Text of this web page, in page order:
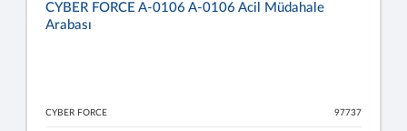
CYBER FORCE A-0106 A-0106 Acil Müdahale
Arabası
CYBER FORCE 97737